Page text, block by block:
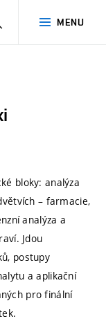
MENU
bloky: analýza
– farmacie,
analýza a
Jdou
postupy
a aplikační
pro finální